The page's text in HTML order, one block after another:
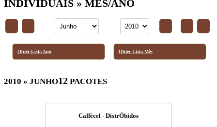
INDIVIDUAIS » MÊS/ANO
Obter Lista Ano Obter Lista Mês
2010 » JUNHO12 PACOTES
Caffècel - DistrÓbidos